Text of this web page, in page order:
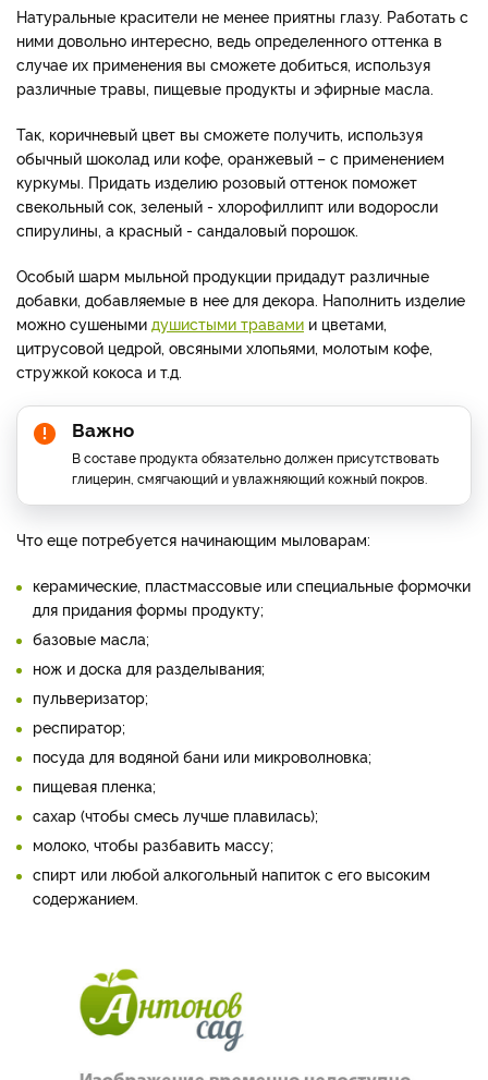
Натуральные красители не менее приятны глазу. Работать с
ними довольно интересно, ведь определенного оттенка в
случае их применения вы сможете добиться, используя
различные травы, пищевые продукты и эфирные масла.
Так, коричневый цвет вы сможете получить, используя
обычный шоколад или кофе, оранжевый – с применением
куркумы. Придать изделию розовый оттенок поможет
свекольный сок, зеленый - хлорофиллипт или водоросли
спирулины, а красный - сандаловый порошок.
Особый шарм мыльной продукции придадут различные
добавки, добавляемые в нее для декора. Наполнить изделие
можно сушеными душистыми травами и цветами,
цитрусовой цедрой, овсяными хлопьями, молотым кофе,
стружкой кокоса и т.д.
Важно
В составе продукта обязательно должен присутствовать
глицерин, смягчающий и увлажняющий кожный покров.
Что еще потребуется начинающим мыловарам:
керамические, пластмассовые или специальные формочки
для придания формы продукту;
базовые масла;
нож и доска для разделывания;
пульверизатор;
респиратор;
посуда для водяной бани или микроволновка;
пищевая пленка;
сахар (чтобы смесь лучше плавилась);
молоко, чтобы разбавить массу;
спирт или любой алкогольный напиток с его высоким
содержанием.